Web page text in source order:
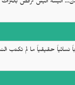
أنيسة أنيس ترقص بالتراث
نسائياً حقيقياً ما لم تكتب